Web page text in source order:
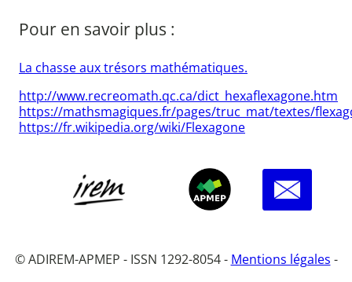
Pour en savoir plus :
La chasse aux trésors mathématiques.
http://www.recreomath.qc.ca/dict_hexaflexagone.htm
https://mathsmagiques.fr/pages/truc_mat/textes/
https://fr.wikipedia.org/wiki/Flexagone
© ADIREM-APMEP - ISSN 1292-8054 - Mentions légales -